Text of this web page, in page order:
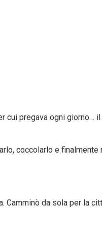
pregava ogni giorno…
coccolarlo e finalmente
Camminò da sola per la